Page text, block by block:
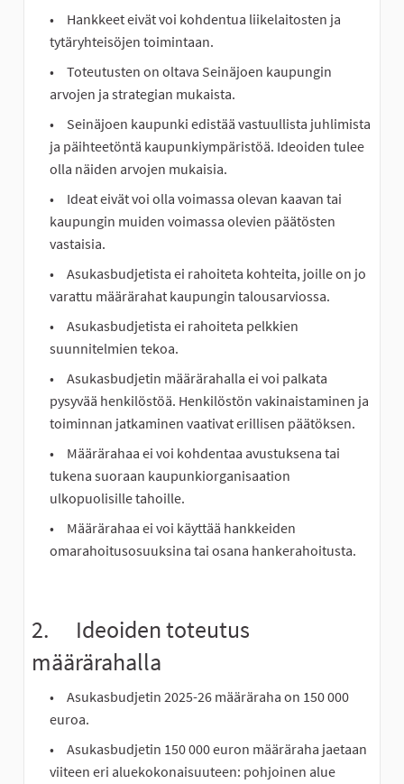
Hankkeet eivät voi kohdentua liikelaitosten ja
tytäryhteisöjen toimintaan.
Toteutusten on oltava Seinäjoen kaupungin
arvojen ja strategian mukaista.
Seinäjoen kaupunki edistää vastuullista juhlimista
ja päihteetöntä kaupunkiympäristöä. Ideoiden tulee
olla näiden arvojen mukaisia.
Ideat eivät voi olla voimassa olevan kaavan tai
kaupungin muiden voimassa olevien päätösten
vastaisia.
Asukasbudjetista ei rahoiteta kohteita, joille on jo
varattu määrärahat kaupungin talousarviossa.
Asukasbudjetista ei rahoiteta pelkkien
suunnitelmien tekoa.
Asukasbudjetin määrärahalla ei voi palkata
pysyvää henkilöstöä. Henkilöstön vakinaistaminen ja
toiminnan jatkaminen vaativat erillisen päätöksen.
Määrärahaa ei voi kohdentaa avustuksena tai
tukena suoraan kaupunkiorganisaation
ulkopuolisille tahoille.
Määrärahaa ei voi käyttää hankkeiden
omarahoitusosuuksina tai osana hankerahoitusta.
2. Ideoiden toteutus
määrärahalla
Asukasbudjetin 2025-26 määräraha on 150 000
euroa.
Asukasbudjetin 150 000 euron määräraha jaetaan
viiteen eri aluekokonaisuuteen: pohjoinen alue